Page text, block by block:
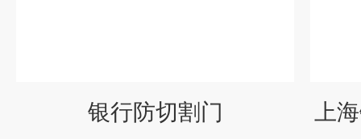
银行防切割门 上